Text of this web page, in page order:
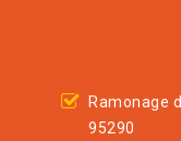
Ramonage
95290